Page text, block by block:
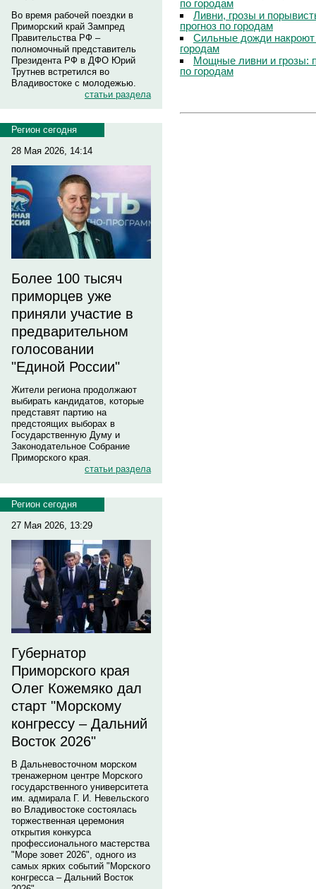
Во время рабочей поездки в
Приморский край Зампред
Правительства РФ –
полномочный представитель
Президента РФ в ДФО Юрий
Трутнев встретился во
Владивостоке с молодежью.
статьи раздела
Регион сегодня
28 Мая 2026, 14:14
Более 100 тысяч
приморцев уже
приняли участие в
предварительном
голосовании
"Единой России"
Жители региона продолжают
выбирать кандидатов, которые
представят партию на
предстоящих выборах в
Государственную Думу и
Законодательное Собрание
Приморского края.
статьи раздела
Регион сегодня
27 Мая 2026, 13:29
Губернатор
Приморского края
Олег Кожемяко дал
старт "Морскому
конгрессу – Дальний
Восток 2026"
В Дальневосточном морском
тренажерном центре Морского
государственного университета
им. адмирала Г. И. Невельского
во Владивостоке состоялась
торжественная церемония
открытия конкурса
профессионального мастерства
"Море зовет 2026", одного из
самых ярких событий "Морского
конгресса – Дальний Восток
по городам
Ливни, грозы и
прогноз по городам
Сильные дожди
городам
Мощные ливни и грозы:
по городам